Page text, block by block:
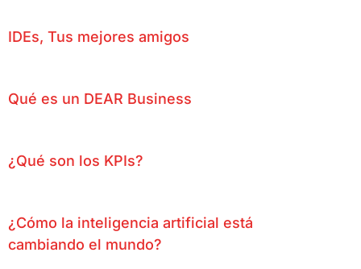
IDEs, Tus mejores amigos
Qué es un DEAR Business
¿Qué son los KPIs?
¿Cómo la inteligencia artificial está
cambiando el mundo?